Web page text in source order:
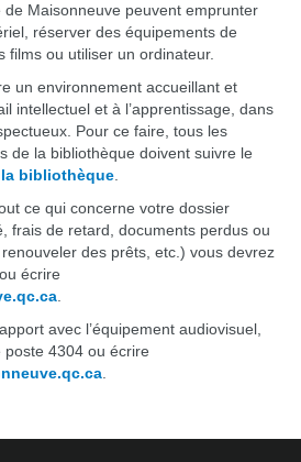
Maisonneuve peuvent emprunter
réserver des équipements de
films ou utiliser un ordinateur.
un environnement accueillant et
intellectuel et à l’apprentissage, dans
Pour ce faire, tous les
de la bibliothèque doivent suivre le
bibliothèque
ce qui concerne votre dossier
frais de retard, documents perdus ou
des prêts, etc.) vous devrez
écrire
avec l’équipement audiovisuel,
4304 ou écrire